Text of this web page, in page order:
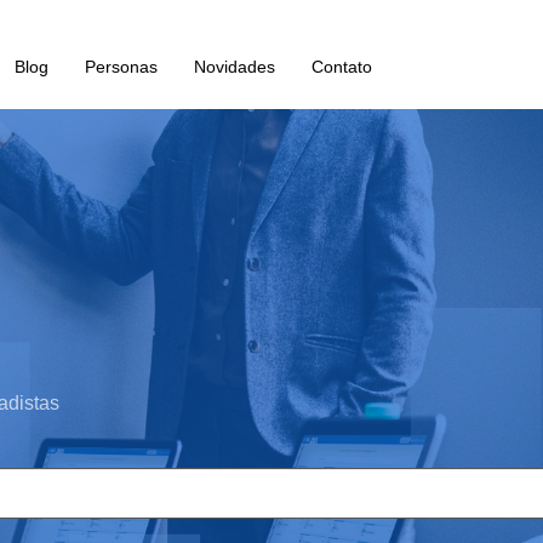
Blog Personas Novidades Contato